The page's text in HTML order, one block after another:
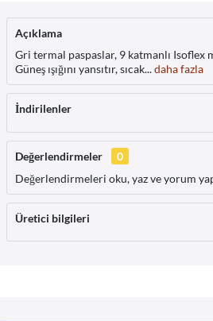
Açıklama
Gri termal paspaslar, 9 katmanlı Isoflex
Güneş ışığını yansıtır, sıcak...daha fazla
İndirilenler
Değerlendirmeler
0
Değerlendirmeleri oku, yaz ve yorum
Üretici bilgileri